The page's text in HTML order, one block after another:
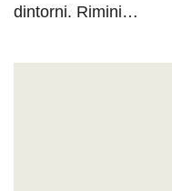
dintorni. Rimini…